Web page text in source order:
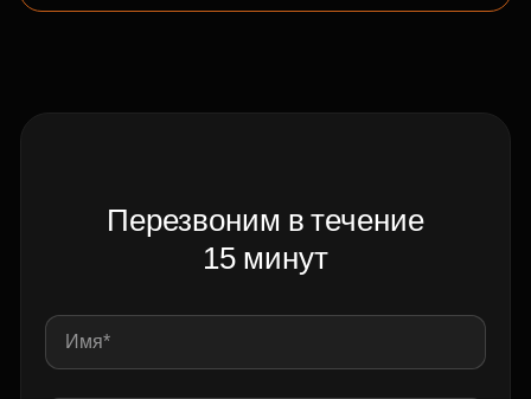
Перезвоним в течение
15 минут